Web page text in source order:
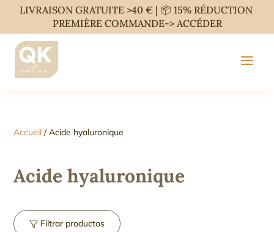
LIVRAISON GRATUITE >40 € | 📦 15% RÉDUCTION
PREMIÈRE COMMANDE-> ACCÉDER
Accueil / Acide hyaluronique
Acide hyaluronique
Filtrar productos